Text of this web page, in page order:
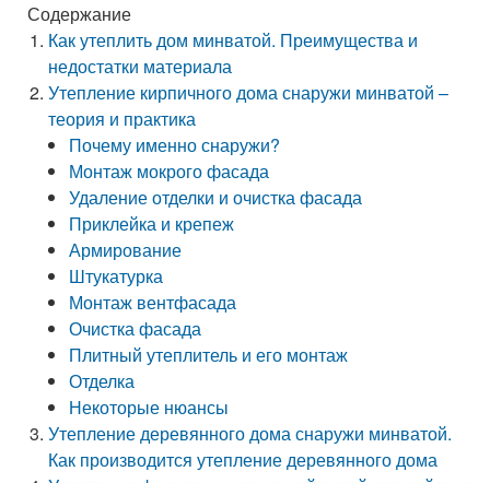
Содержание
Как утеплить дом минватой. Преимущества и
недостатки материала
Утепление кирпичного дома снаружи минватой –
теория и практика
Почему именно снаружи?
Монтаж мокрого фасада
Удаление отделки и очистка фасада
Приклейка и крепеж
Армирование
Штукатурка
Монтаж вентфасада
Очистка фасада
Плитный утеплитель и его монтаж
Отделка
Некоторые нюансы
Утепление деревянного дома снаружи минватой.
Как производится утепление деревянного дома